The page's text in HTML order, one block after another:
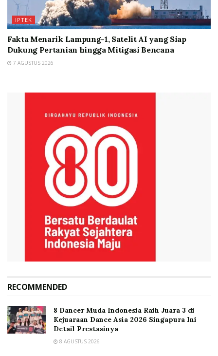
IPTEK
Fakta Menarik Lampung-1, Satelit AI yang Siap
Dukung Pertanian hingga Mitigasi Bencana
7 AGUSTUS 2026
RECOMMENDED
8 Dancer Muda Indonesia Raih Juara 3 di
Kejuaraan Dance Asia 2026 Singapura Ini
Detail Prestasinya
8 AGUSTUS 2026